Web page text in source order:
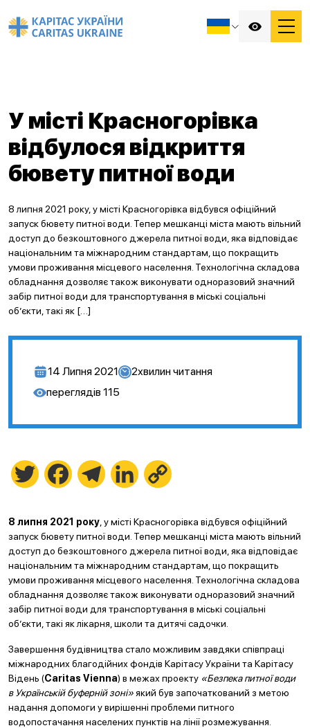
У місті Красногорівка
відбулося відкриття
бювету питної води
8 липня 2021 року, у місті Красногорівка відбувся офіційний
запуск бювету питної води. Тепер мешканці міста мають вільний
доступ до безкоштовного джерела питної води, яка відповідає
національним та міжнародним стандартам, що покращить
умови проживання місцевого населення. Технологічна складова
обладнання дозволяє також виконувати одноразовий значний
забір питної води для транспортування в міські соціальні
об’єкти, такі як […]
14 Липня 2021 2хвилин читання
переглядів 115
Twitter FacebookTelegramLinkedIn
8 липня 2021 року , у місті Красногорівка відбувся офіційний
запуск бювету питної води. Тепер мешканці міста мають вільний
доступ до безкоштовного джерела питної води, яка відповідає
національним та міжнародним стандартам, що покращить
умови проживання місцевого населення. Технологічна складова
обладнання дозволяє також виконувати одноразовий значний
забір питної води для транспортування в міські соціальні
об’єкти, такі як лікарня, школи та дитячі садочки.
Завершення будівництва стало можливим завдяки співпраці
міжнародних благодійних фондів Карітасу України та Карітасу
Відень (Caritas Vienna) в межах проекту «Безпека питної води
в Українській буферній зоні»який був започаткований з метою
надання допомоги у вирішенні проблеми питного
водопостачання населених пунктів на лінії розмежування.